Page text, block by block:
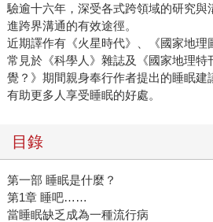
驗逾十六年，深受各式跨領域的研究與
進跨界溝通的有效途徑。
近期譯作有《火星時代》、《國家地理
常見於《科學人》雜誌及《國家地理特
覺？》期間親身奉行作者提出的睡眠建
有助更多人享受睡眠的好處。
目錄
第一部 睡眠是什麼？
第1章 睡吧……
當睡眠缺乏成為一種流行病